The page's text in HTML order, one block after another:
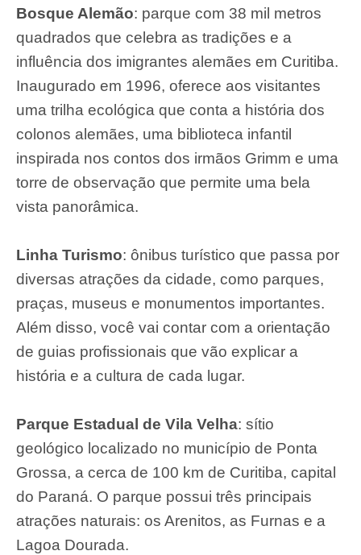
Bosque Alemão: parque com 38 mil metros
quadrados que celebra as tradições e a
influência dos imigrantes alemães em Curitiba.
Inaugurado em 1996, oferece aos visitantes
uma trilha ecológica que conta a história dos
colonos alemães, uma biblioteca infantil
inspirada nos contos dos irmãos Grimm e uma
torre de observação que permite uma bela
vista panorâmica.
Linha Turismo: ônibus turístico que passa por
diversas atrações da cidade, como parques,
praças, museus e monumentos importantes.
Além disso, você vai contar com a orientação
de guias profissionais que vão explicar a
história e a cultura de cada lugar.
Parque Estadual de Vila Velha: sítio
geológico localizado no município de Ponta
Grossa, a cerca de 100 km de Curitiba, capital
do Paraná. O parque possui três principais
atrações naturais: os Arenitos, as Furnas e a
Lagoa Dourada.